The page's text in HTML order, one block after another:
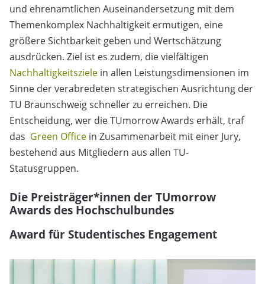
und ehrenamtlichen Auseinandersetzung mit dem
Themenkomplex Nachhaltigkeit ermutigen, eine
größere Sichtbarkeit geben und Wertschätzung
ausdrücken. Ziel ist es zudem, die vielfältigen
Nachhaltigkeitsziele in allen Leistungsdimensionen im
Sinne der verabredeten strategischen Ausrichtung der
TU Braunschweig schneller zu erreichen. Die
Entscheidung, wer die TUmorrow Awards erhält, traf
das Green Office in Zusammenarbeit mit einer Jury,
bestehend aus Mitgliedern aus allen TU-
Statusgruppen.
Die Preisträger*innen der TUmorrow
Awards des Hochschulbundes
Award für Studentisches Engagement